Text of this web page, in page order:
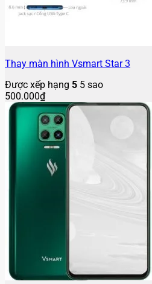
Thay màn hình Vsmart Star 3
Được xếp hạng 5 5 sao
500.000₫